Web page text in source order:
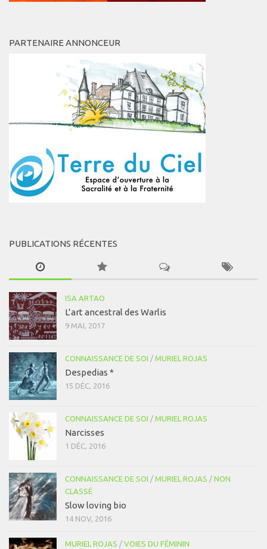
PARTENAIRE ANNONCEUR
PUBLICATIONS RÉCENTES
ISA ARTAO
L’art ancestral des Warlis
9 MAI, 2017
CONNAISSANCE DE SOI / MURIEL ROJAS
Despedias *
15 DÉC, 2016
CONNAISSANCE DE SOI / MURIEL ROJAS
Narcisses
1 DÉC, 2016
CONNAISSANCE DE SOI / MURIEL ROJAS / NON
CLASSÉ
Slow loving bio
14 NOV, 2016
MURIEL ROJAS / VOIES DU FÉMININ